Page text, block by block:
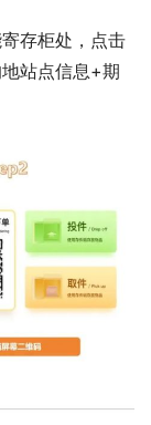
存柜处，点击
站点信息+期